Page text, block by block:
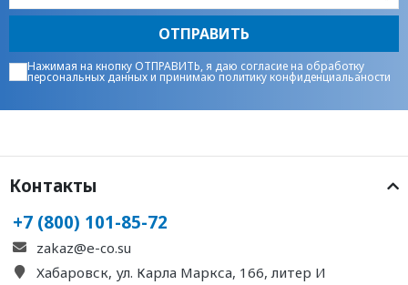
ОТПРАВИТЬ
Нажимая на кнопку ОТПРАВИТЬ, я даю согласие на обработку
персональных данныхи принимаю политику конфиденциальаности
Контакты
+7 (800) 101-85-72
zakaz@e-co.su
Хабаровск, ул. Карла Маркса, 166, литер И